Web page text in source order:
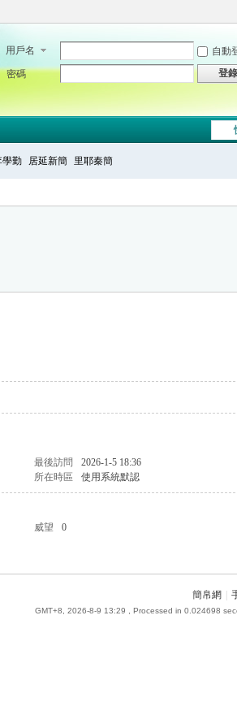
用戶名 自動
密碼
登錄
學勤 居延新簡 里耶秦簡
最後訪問
2026-1-5 18:36
所在時區 使用系統默認
威望
0
簡帛網
GMT+8, 2026-8-9 13:29 , Processed in 0.024698